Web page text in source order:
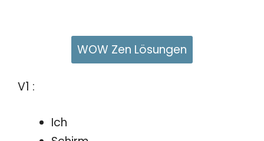
WOW Zen Lösungen
V1 :
Ich